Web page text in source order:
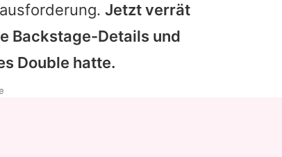
Jetzt verrät
Backstage-Details und
Double hatte.